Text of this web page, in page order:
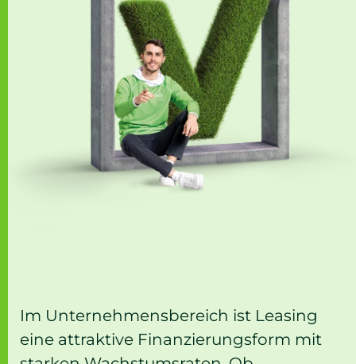
Im Unternehmensbereich ist Leasing
eine attraktive Finanzierungsform mit